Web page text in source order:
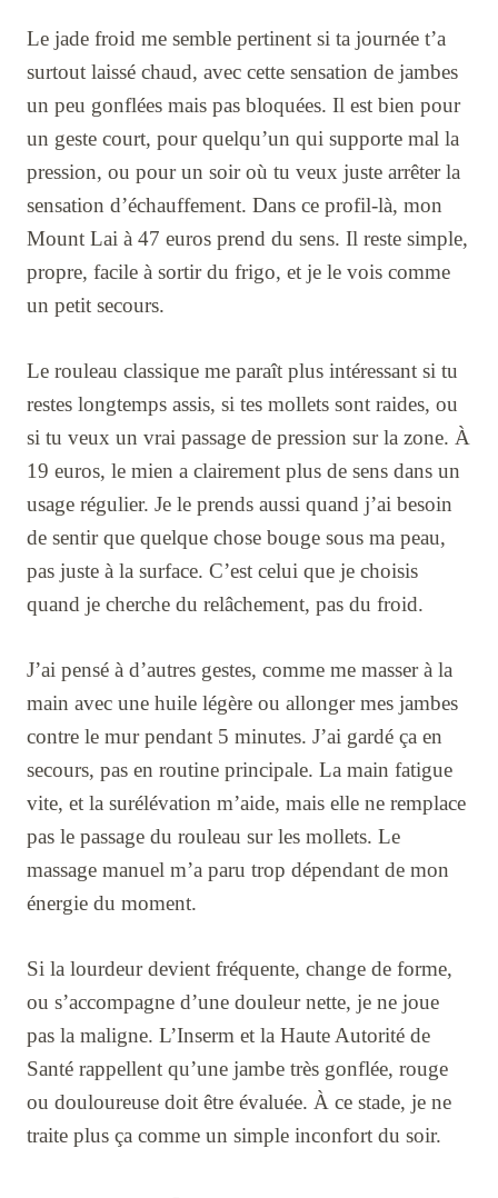
Le jade froid me semble pertinent si ta journée t’a
surtout laissé chaud, avec cette sensation de jambes
un peu gonflées mais pas bloquées. Il est bien pour
un geste court, pour quelqu’un qui supporte mal la
pression, ou pour un soir où tu veux juste arrêter la
sensation d’échauffement. Dans ce profil-là, mon
Mount Lai à 47 euros prend du sens. Il reste simple,
propre, facile à sortir du frigo, et je le vois comme
un petit secours.
Le rouleau classique me paraît plus intéressant si tu
restes longtemps assis, si tes mollets sont raides, ou
si tu veux un vrai passage de pression sur la zone. À
19 euros, le mien a clairement plus de sens dans un
usage régulier. Je le prends aussi quand j’ai besoin
de sentir que quelque chose bouge sous ma peau,
pas juste à la surface. C’est celui que je choisis
quand je cherche du relâchement, pas du froid.
J’ai pensé à d’autres gestes, comme me masser à la
main avec une huile légère ou allonger mes jambes
contre le mur pendant 5 minutes. J’ai gardé ça en
secours, pas en routine principale. La main fatigue
vite, et la surélévation m’aide, mais elle ne remplace
pas le passage du rouleau sur les mollets. Le
massage manuel m’a paru trop dépendant de mon
énergie du moment.
Si la lourdeur devient fréquente, change de forme,
ou s’accompagne d’une douleur nette, je ne joue
pas la maligne. L’Inserm et la Haute Autorité de
Santé rappellent qu’une jambe très gonflée, rouge
ou douloureuse doit être évaluée. À ce stade, je ne
traite plus ça comme un simple inconfort du soir.